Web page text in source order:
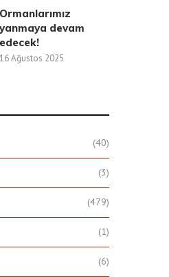
Ormanlarımız
yanmaya devam
edecek!
16 Ağustos 2025
(40)
(3)
(479)
(1)
(6)